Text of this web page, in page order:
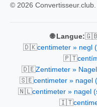
© 2026
🌐 Langue:
🇩🇰centimeter » negl
🇵🇹
🇩🇪Zentimeter »
🇸🇪centimeter » nagel
🇳🇱centimeter » nagel
🇮🇹